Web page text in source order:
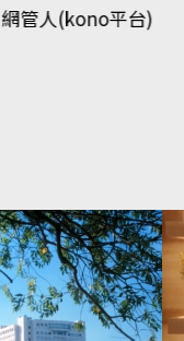
網管人(kono平台)